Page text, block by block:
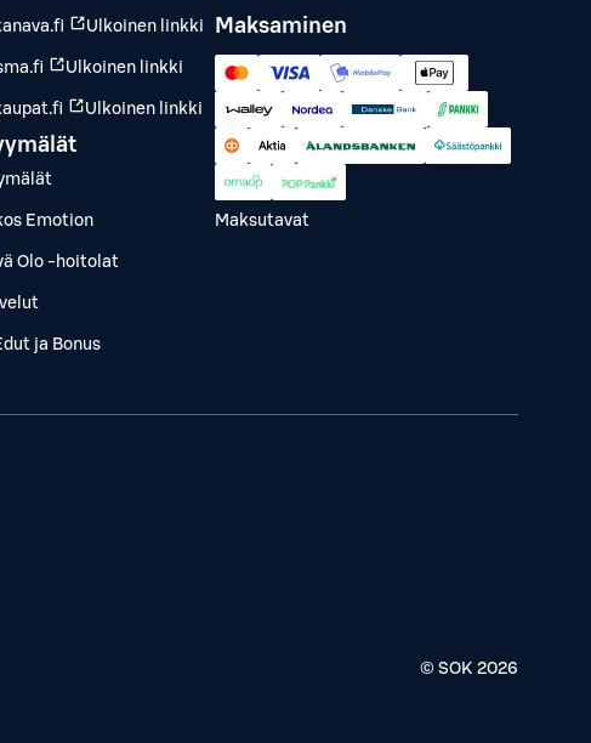
Ulkoinen linkki
Ulkoinen linkki
Ulkoinen linkki
Emotion
Olo -hoitolat
ja Bonus
Maksaminen
Maksutavat
© SOK 2026